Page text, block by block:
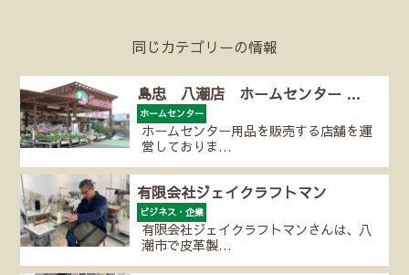
同じカテゴリーの情報
島忠 八潮店 ホームセンター …
ホームセンター
ホームセンター用品を販売する店舗を運
営しておりま…
有限会社ジェイクラフトマン
ビジネス・企業
有限会社ジェイクラフトマンさんは、八
潮市で皮革製…